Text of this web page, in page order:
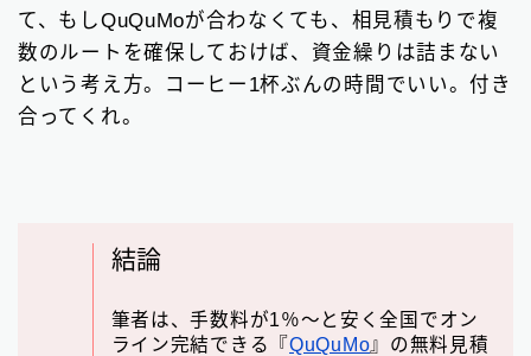
て、もしQuQuMoが合わなくても、相見積もりで複
数のルートを確保しておけば、資金繰りは詰まない
という考え方。コーヒー1杯ぶんの時間でいい。付き
合ってくれ。
結論
筆者は、手数料が1％～と安く全国でオン
ライン完結できる『QuQuMo』の無料見積